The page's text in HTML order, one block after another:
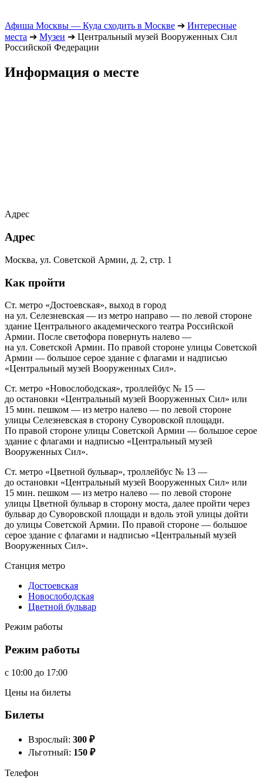
Афиша Москвы — Куда сходить в Москве ➔ Интересные
места ➔ Музеи ➔ Центральный музей Вооруженных Сил
Российской Федерации
Информация о месте
Адрес
Адрес
Москва, ул. Советской Армии, д. 2, стр. 1
Как пройти
Ст. метро «Достоевская», выход в город
на ул. Селезневская — из метро направо — по левой стороне
здание Центрального академического театра Российской
Армии. После светофора повернуть налево —
на ул. Советской Армии. По правой стороне улицы Советской
Армии — большое серое здание с флагами и надписью
«Центральный музей Вооруженных Сил».
Ст. метро «Новослободская», троллейбус № 15 —
до остановки «Центральный музей Вооруженных Сил» или
15 мин. пешком — из метро налево — по левой стороне
улицы Селезневская в сторону Суворовской площади.
По правой стороне улицы Советской Армии — большое серое
здание с флагами и надписью «Центральный музей
Вооруженных Сил».
Ст. метро «Цветной бульвар», троллейбус № 13 —
до остановки «Центральный музей Вооруженных Сил» или
15 мин. пешком — из метро налево — по левой стороне
улицы Цветной бульвар в сторону моста, далее пройти через
бульвар до Суворовской площади и вдоль этой улицы дойти
до улицы Советской Армии. По правой стороне — большое
серое здание с флагами и надписью «Центральный музей
Вооруженных Сил».
Станция метро
Достоевская
Новослободская
Цветной бульвар
Режим работы
Режим работы
c 10:00 до 17:00
Цены на билеты
Билеты
Взрослый: 300 ₽
Льготный: 150 ₽
Телефон